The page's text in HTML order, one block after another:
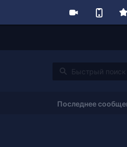
Последнее